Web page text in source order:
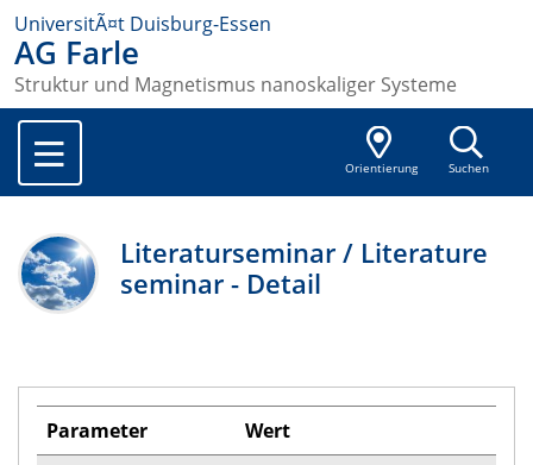
UniversitÃ¤t Duisburg-Essen
AG Farle
Struktur und Magnetismus nanoskaliger Systeme
Orientierung Suchen
Literaturseminar / Literature
seminar - Detail
Parameter
Wert